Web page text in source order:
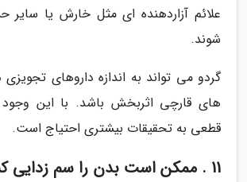
علائم آزاردهنده ای مثل خارش یا
شوند.
گردو می تواند به اندازه داروهای
های قارچی اثربخش باشد. با این وجود
قطعی به تحقیقات بیشتری احتیاج است.
11 . ممکن است بدن را سم زدایی کند